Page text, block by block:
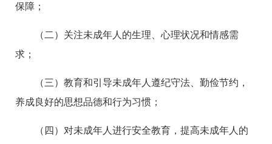
保障；
（二）关注未成年人的生理、心理状况和情感需
求；
（三）教育和引导未成年人遵纪守法、勤俭节约，
养成良好的思想品德和行为习惯；
（四）对未成年人进行安全教育，提高未成年人的